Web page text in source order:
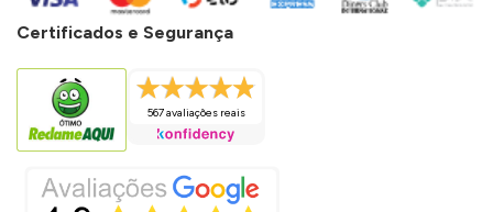
Certificados e Segurança
567 avaliações reais